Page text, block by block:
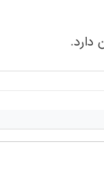
دارد.